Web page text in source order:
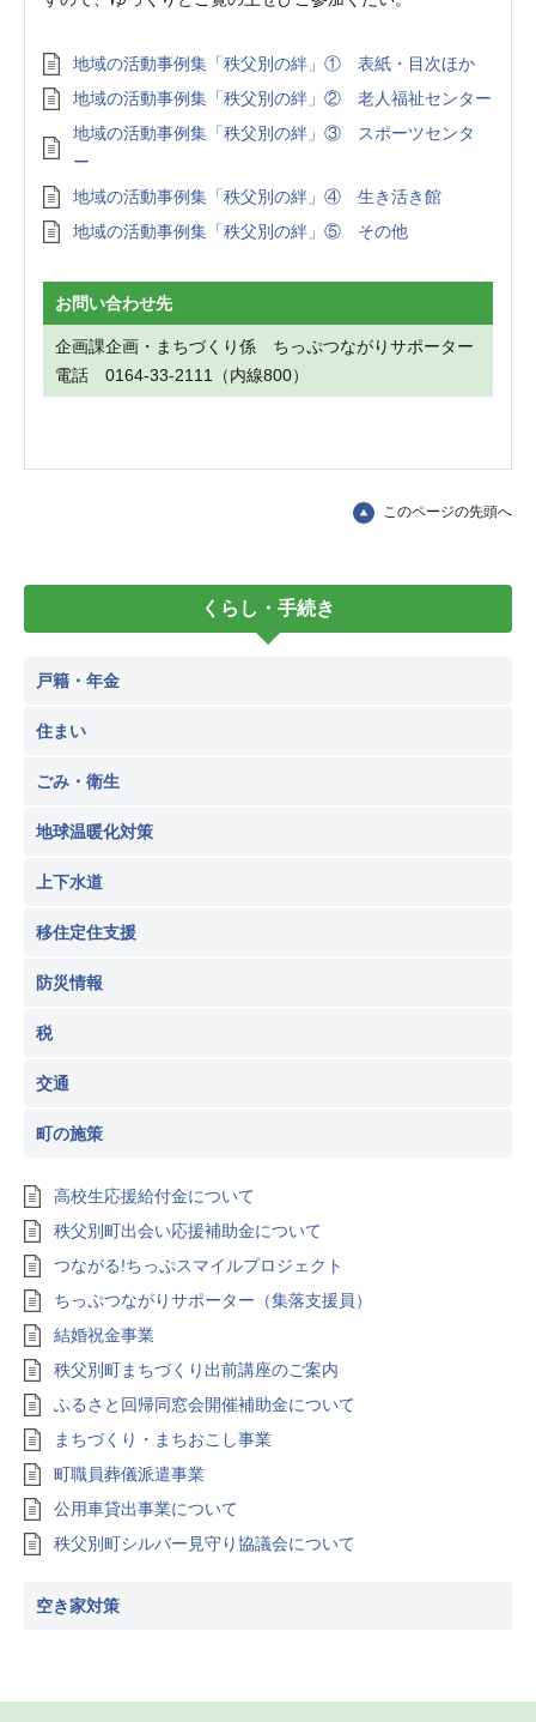
地域の活動事例集「秩父別の絆」① 表紙・目次ほか
地域の活動事例集「秩父別の絆」② 老人福祉センター
地域の活動事例集「秩父別の絆」③ スポーツセンタ
ー
地域の活動事例集「秩父別の絆」④ 生き活き館
地域の活動事例集「秩父別の絆」⑤ その他
お問い合わせ先
企画課企画・まちづくり係 ちっぷつながりサポーター
電話 0164-33-2111（内線800）
このページの先頭へ
くらし・手続き
戸籍・年金
住まい
ごみ・衛生
地球温暖化対策
上下水道
移住定住支援
防災情報
税
交通
町の施策
高校生応援給付金について
秩父別町出会い応援補助金について
つながる!ちっぷスマイルプロジェクト
ちっぷつながりサポーター（集落支援員）
結婚祝金事業
秩父別町まちづくり出前講座のご案内
ふるさと回帰同窓会開催補助金について
まちづくり・まちおこし事業
町職員葬儀派遣事業
公用車貸出事業について
秩父別町シルバー見守り協議会について
空き家対策